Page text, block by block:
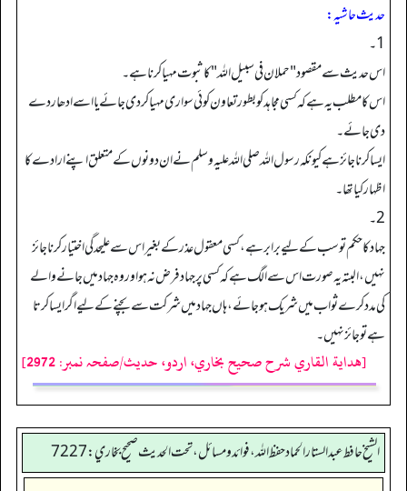
حدیث حاشیہ:
1۔
اس حدیث سے مقصود "حملان في سبیل اللہ" کا ثبوت مہیا کرنا ہے۔
اس کا مطلب یہ ہے کہ کسی مجاہد کو بطورتعاون کوئی سواری مہیا کردی جائے یا اسے ادھار دے
دی جائے۔
ایساکرنا جائزہے کیونکہ رسول اللہ صلی اللہ علیہ وسلم نے ان دونوں کے متعلق اپنے ارادے کا
اظہار کیاتھا۔
2۔
جہاد کا حکم تو سب کے لیے برابر ہے،کسی معقول عذر کے بغیر اس سے علیحدگی اختیار کرنا جائز
نہیں، البتہ یہ صورت اس سے الگ ہے کہ کسی پر جہادفرض نہ ہو اوروہ جہاد میں جانے والے
کی مدد کرے ثواب میں شریک ہوجائے، ہاں جہاد میں شرکت سے بچنے کے لیے اگرایسا کرتا
ہے تو جائز نہیں۔
[هداية القاري شرح صحيح بخاري، اردو، حدیث/صفحہ نمبر: 2972]
الشيخ حافط عبدالستار الحماد حفظ الله، فوائد و مسائل، تحت الحديث صحيح بخاري:7227